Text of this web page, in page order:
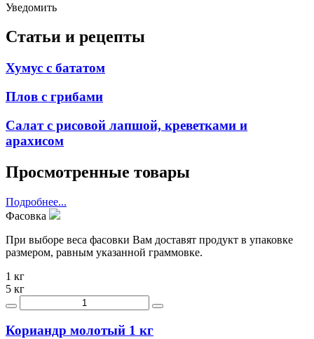
Уведомить
Статьи и рецепты
Хумус с бататом
Плов с грибами
Салат с рисовой лапшой, креветками и
арахисом
Просмотренные товары
Подробнее...
Фасовка
При выборе веса фасовки Вам доставят продукт в упаковке
размером, равным указанной граммовке.
1 кг
5 кг
Кориандр молотый 1 кг